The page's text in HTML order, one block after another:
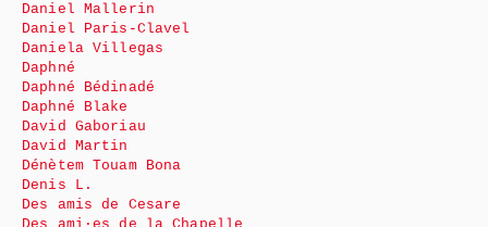
Daniel Mallerin
Daniel Paris-Clavel
Daniela Villegas
Daphné
Daphné Bédinadé
Daphné Blake
David Gaboriau
David Martin
Dénètem Touam Bona
Denis L.
Des amis de Cesare